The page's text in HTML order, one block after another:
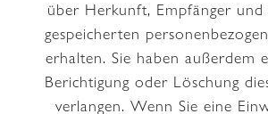
über Herkunft, Empfänger
gespeicherten
erhalten. Sie haben außerdem
Berichtigung oder Löschung
verlangen. Wenn Sie eine